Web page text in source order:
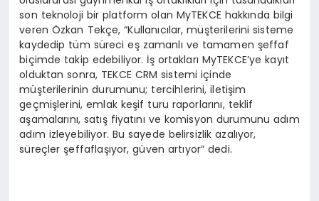
son teknoloji bir platform olan MyTEKCE hakkında bilgi
veren Özkan Tekçe, “Kullanıcılar, müşterilerini sisteme
kaydedip tüm süreci eş zamanlı ve tamamen şeffaf
biçimde takip edebiliyor. İş ortakları MyTEKCE’ye kayıt
olduktan sonra, TEKCE CRM sistemi içinde
müşterilerinin durumunu; tercihlerini, iletişim
geçmişlerini, emlak keşif turu raporlarını, teklif
aşamalarını, satış fiyatını ve komisyon durumunu adım
adım izleyebiliyor. Bu sayede belirsizlik azalıyor,
süreçler şeffaflaşıyor, güven artıyor” dedi.